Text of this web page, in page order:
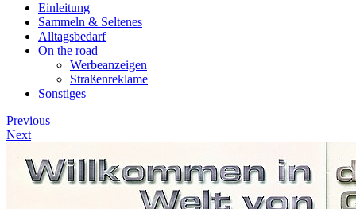
Einleitung
Sammeln & Seltenes
Alltagsbedarf
On the road
Werbeanzeigen
Straßenreklame
Sonstiges
Previous
Next